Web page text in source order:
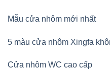
Mẫu cửa nhôm mới nhất
5 màu cửa nhôm Xingfa
Cửa nhôm WC cao cấp